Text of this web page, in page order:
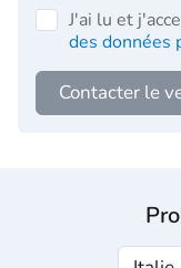
J'ai lu et
des données
Contacter le